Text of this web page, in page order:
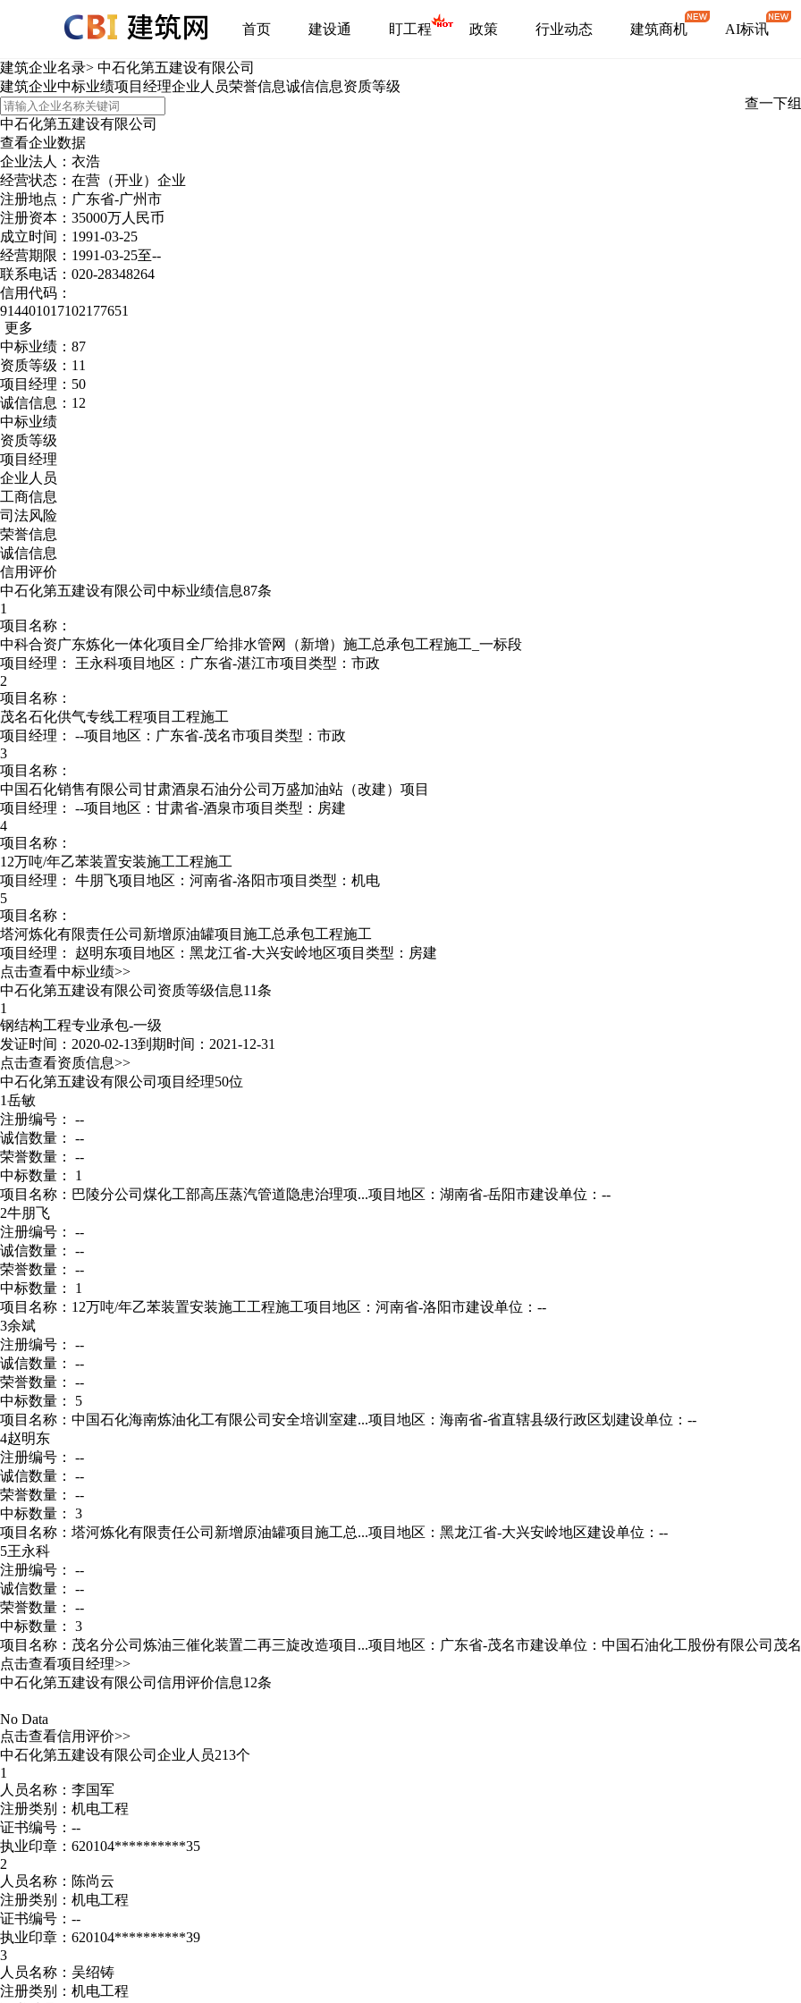
首页 建设通 盯工程 政策 行业动态 建筑商机 AI标讯
建筑企业名录> 中石化第五建设有限公司
建筑企业中标业绩项目经理企业人员荣誉信息诚信信息资质等级
查一下
中石化第五建设有限公司
查看企业数据
企业法人：衣浩
经营状态：在营（开业）企业
注册地点：广东省-广州市
注册资本：35000万人民币
成立时间：1991-03-25
经营期限：1991-03-25至--
联系电话：020-28348264
信用代码：
914401017102177651
更多
中标业绩：87
资质等级：11
项目经理：50
诚信信息：12
中标业绩
资质等级
项目经理
企业人员
工商信息
司法风险
荣誉信息
诚信信息
信用评价
中石化第五建设有限公司中标业绩信息87条
1
项目名称：
中科合资广东炼化一体化项目全厂给排水管网（新增）施工总承包工程施工_一标段
项目经理： 王永科项目地区：广东省-湛江市项目类型：市政
2
项目名称：
茂名石化供气专线工程项目工程施工
项目经理： --项目地区：广东省-茂名市项目类型：市政
3
项目名称：
中国石化销售有限公司甘肃酒泉石油分公司万盛加油站（改建）项目
项目经理： --项目地区：甘肃省-酒泉市项目类型：房建
4
项目名称：
12万吨/年乙苯装置安装施工工程施工
项目经理： 牛朋飞项目地区：河南省-洛阳市项目类型：机电
5
项目名称：
塔河炼化有限责任公司新增原油罐项目施工总承包工程施工
项目经理： 赵明东项目地区：黑龙江省-大兴安岭地区项目类型：房建
点击查看中标业绩>>
中石化第五建设有限公司资质等级信息11条
1
钢结构工程专业承包-一级
发证时间：2020-02-13到期时间：2021-12-31
点击查看资质信息>>
中石化第五建设有限公司项目经理50位
1岳敏
注册编号： --
诚信数量： --
荣誉数量： --
中标数量： 1
项目名称：巴陵分公司煤化工部高压蒸汽管道隐患治理项...项目地区：湖南省-岳阳市建设单位：--
2牛朋飞
注册编号： --
诚信数量： --
荣誉数量： --
中标数量： 1
项目名称：12万吨/年乙苯装置安装施工工程施工项目地区：河南省-洛阳市建设单位：--
3余斌
注册编号： --
诚信数量： --
荣誉数量： --
中标数量： 5
项目名称：中国石化海南炼油化工有限公司安全培训室建...项目地区：海南省-省直辖县级行政区划 建设单位：--
4赵明东
注册编号： --
诚信数量： --
荣誉数量： --
中标数量： 3
项目名称：塔河炼化有限责任公司新增原油罐项目施工总...项目地区：黑龙江省-大兴安岭地区建设单位：--
5王永科
注册编号： --
诚信数量： --
荣誉数量： --
中标数量： 3
项目名称：茂名分公司炼油三催化装置二再三旋改造项目...项目地区：广东省-茂名市建设单位：中国石油化工股份有限公司茂
点击查看项目经理>>
中石化第五建设有限公司信用评价信息12条
No Data
点击查看信用评价>>
中石化第五建设有限公司企业人员213个
1
人员名称：李国军
注册类别：机电工程
证书编号：--
执业印章：620104**********35
2
人员名称：陈尚云
注册类别：机电工程
证书编号：--
执业印章：620104**********39
3
人员名称：吴绍铸
注册类别：机电工程